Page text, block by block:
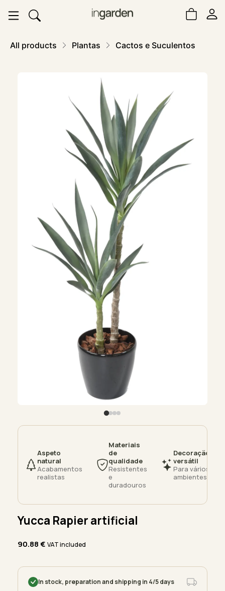
All products Plantas Cactos e Suculentos
Aspeto
natural
Acabamentos
realistas
Materiais
de
qualidade
Resistentes
e
duradouros
Decoração
versátil
Para vários
ambientes
Yucca Rapier artificial
90.88€ VAT included
In stock, preparation and shipping in 4/5 days